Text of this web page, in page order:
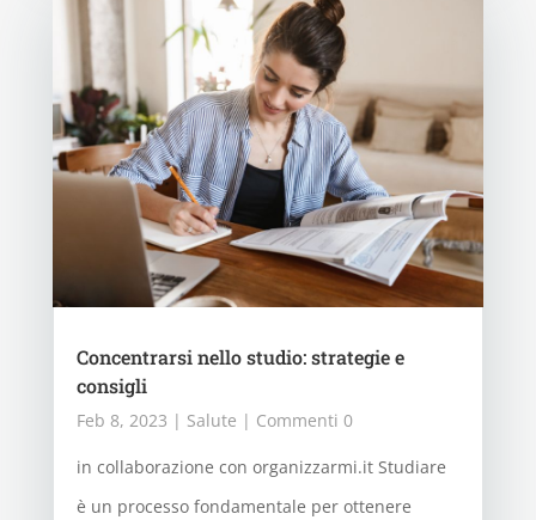
Concentrarsi nello studio: strategie e
consigli
Feb 8, 2023 | Salute | Commenti 0
in collaborazione con organizzarmi.it Studiare
è un processo fondamentale per ottenere